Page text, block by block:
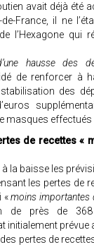
avait déjà été
France, il ne
l’Hexagone qui
hausse des
de renforcer à
des
masques
de recettes «
à la baisse les
les pertes de
«moins importantes
de près de
initialement
pertes de